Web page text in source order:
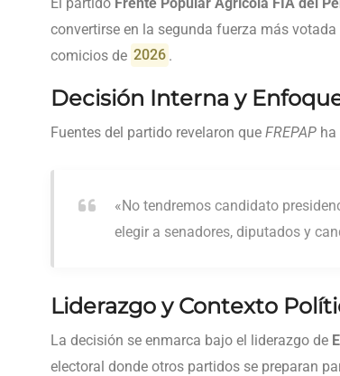
convertirse en la segunda fuerza más
comicios de 2026 .
Decisión Interna y
Fuentes del partido revelaron que FREPAP ha
«No tendremos candidato
elegir a senadores, diputados y
Liderazgo y Contexto
La decisión se enmarca bajo el liderazgo de
electoral donde otros partidos se preparan